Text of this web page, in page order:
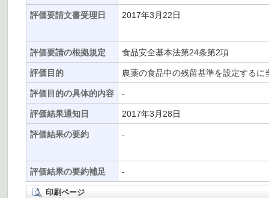
評価要請文書受理日 2017年3月22日
評価要請の根拠規定 食品安全基本法第24条第2項
評価目的 農薬の食品中の残留基準を設定するに
評価目的の具体的内容 -
評価結果通知日 2017年3月28日
評価結果の要約 -
評価結果の要約補足 -
印刷ページ